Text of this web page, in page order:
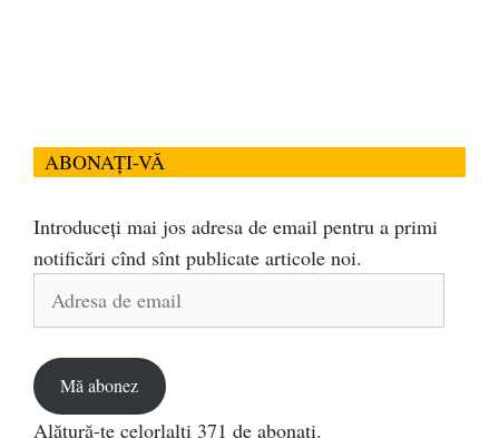
ABONAȚI-VĂ
Introduceți mai jos adresa de email pentru a primi
notificări cînd sînt publicate articole noi.
Mă abonez
Alătură-te celorlalți 371 de abonați.